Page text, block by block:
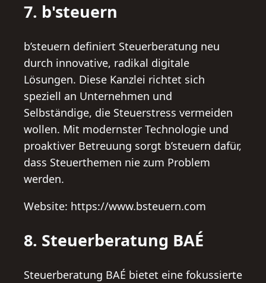
7. b'steuern
b’s­teuern definiert Steuerberatung neu
durch innovative, radikal digitale
Lösungen. Diese Kanzlei richtet sich
speziell an Unternehmen und
Selbständige, die Steuerstress vermeiden
wollen. Mit modernster Technologie und
proaktiver Betreuung sorgt b’s­teuern dafür,
dass Steuerthemen nie zum Problem
werden.
Website: https://www.bsteuern.com
8. Steuerberatung BAÉ
Steuerberatung BAÉ bietet eine fokussierte